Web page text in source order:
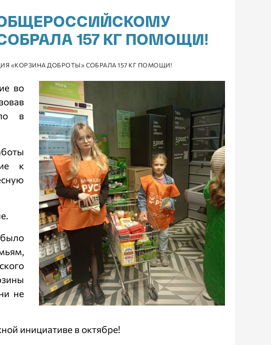
ОБЩЕРОССИЙСКОМУ
157 КГ ПОМОЩИ!
«КОРЗИНА ДОБРОТЫ» СОБРАЛА 157 КГ ПОМОЩИ!
во
в
к
не
инициативе в октябре!